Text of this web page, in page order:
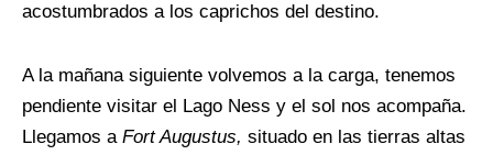
acostumbrados a los caprichos del destino.
A la mañana siguiente volvemos a la carga, tenemos
pendiente visitar el Lago Ness y el sol nos acompaña.
Llegamos a Fort Augustus, situado en las tierras altas